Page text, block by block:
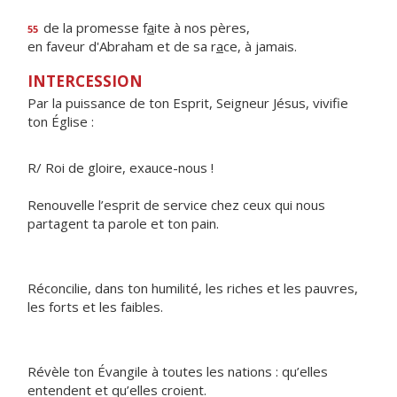
55 de la promesse faite à nos pères,
en faveur d'Abraham et de sa race, à jamais.
INTERCESSION
Par la puissance de ton Esprit, Seigneur Jésus, vivifie
ton Église :
R/ Roi de gloire, exauce-nous !
Renouvelle l’esprit de service chez ceux qui nous
partagent ta parole et ton pain.
Réconcilie, dans ton humilité, les riches et les pauvres,
les forts et les faibles.
Révèle ton Évangile à toutes les nations : qu’elles
entendent et qu’elles croient.